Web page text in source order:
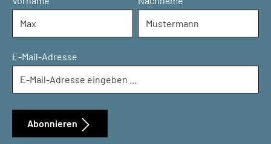
E-Mail-Adresse
Abonnieren